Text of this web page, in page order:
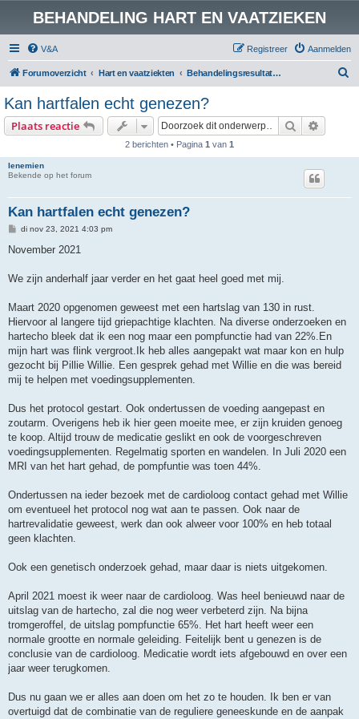
BEHANDELING HART EN VAATZIEKEN
V&A Aanmelden
Registreer
Forumoverzicht Hart en vaatziekten Behandelingsresultaten Hart en vaatziekten
Kan hartfalen echt genezen?
Plaats reactie Zoek
2 berichten • Pagina 1 van 1
Ienemien
Bekende op het forum
Kan hartfalen echt genezen?
B
r
h
di nov 23, 2021 4:03 pm
November 2021
We zijn anderhalf jaar verder en het gaat heel goed met mij.
Maart 2020 opgenomen geweest met een hartslag van 130 in rust.
Hiervoor al langere tijd griepachtige klachten. Na diverse onderzoeken en
hartecho bleek dat ik een nog maar een pompfunctie had van 22%.En
mijn hart was flink vergroot.Ik heb alles aangepakt wat maar kon en hulp
gezocht bij Pillie Willie. Een gesprek gehad met Willie en die was bereid
mij te helpen met voedingsupplementen.
Dus het protocol gestart. Ook ondertussen de voeding aangepast en
zoutarm. Overigens heb ik hier geen moeite mee, er zijn kruiden genoeg
te koop. Altijd trouw de medicatie geslikt en ook de voorgeschreven
voedingsupplementen. Regelmatig sporten en wandelen. In Juli 2020 een
MRI van het hart gehad, de pompfuntie was toen 44%.
Ondertussen na ieder bezoek met de cardioloog contact gehad met Willie
om eventueel het protocol nog wat aan te passen. Ook naar de
hartrevalidatie geweest, werk dan ook alweer voor 100% en heb totaal
geen klachten.
Ook een genetisch onderzoek gehad, maar daar is niets uitgekomen.
April 2021 moest ik weer naar de cardioloog. Was heel benieuwd naar de
uitslag van de hartecho, zal die nog weer verbeterd zijn. Na bijna
tromgeroffel, de uitslag pompfunctie 65%. Het hart heeft weer een
normale grootte en normale geleiding. Feitelijk bent u genezen is de
conclusie van de cardioloog. Medicatie wordt iets afgebouwd en over een
jaar weer terugkomen.
Dus nu gaan we er alles aan doen om het zo te houden. Ik ben er van
overtuigd dat de combinatie van de reguliere geneeskunde en de aanpak